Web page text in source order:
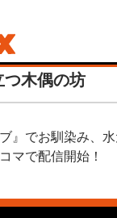
コマックス)公式サイ
新連載_天嶮に立つ
つ木偶の坊
』でお馴染み、
マで配信開始！